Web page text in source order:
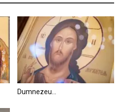
Dumnezeu…